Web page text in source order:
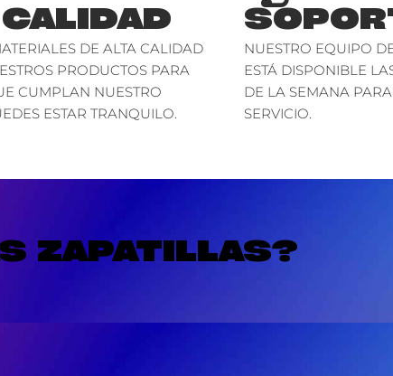
DE ALTA CALIDAD
PRODUCTOS PARA
CUMPLAN NUESTRO
ESTAR TRANQUILO.
NUESTRO EQUIPO
ESTÁ DISPONIBLE
DE LA SEMANA
SERVICIO.
ZAPATILLAS?